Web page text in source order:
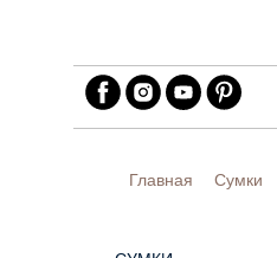
Главная Сумки